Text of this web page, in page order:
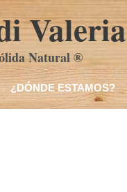
Valeria
Natural ®
¿DÓNDE ESTAMOS?